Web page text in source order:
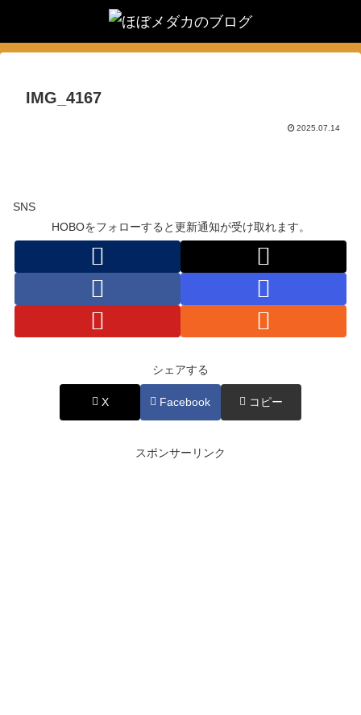
IMG_4167
2025.07.14
SNS
HOBOをフォローすると更新通知が受け取れます。
シェアする
X Facebook コピー
スポンサーリンク